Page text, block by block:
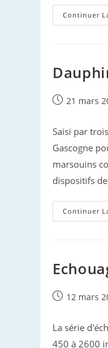
Continuer
Publication
21 mars
Saisi par
Gascogne
marsouins
dispositifs
Continuer
Publication
12 mars
La série
450 à 2600